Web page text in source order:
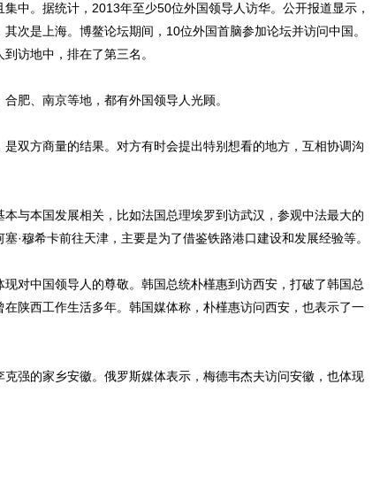
。据统计，2013年至少50位外国领导人访华。公开报道显示，
次是上海。博鳌论坛期间，10位外国首脑参加论坛并访问中国。
访地中，排在了第三名。
、南京等地，都有外国领导人光顾。
方商量的结果。对方有时会提出特别想看的地方，互相协调沟
本国发展相关，比如法国总理埃罗到访武汉，参观中法最大的
·穆希卡前往天津，主要是为了借鉴铁路港口建设和发展经验等。
中国领导人的尊敬。韩国总统朴槿惠到访西安，打破了韩国总
陕西工作生活多年。韩国媒体称，朴槿惠访问西安，也表示了一
的家乡安徽。俄罗斯媒体表示，梅德韦杰夫访问安徽，也体现